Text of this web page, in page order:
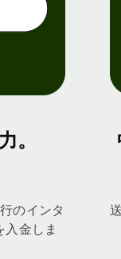
。
のインタ
金しま